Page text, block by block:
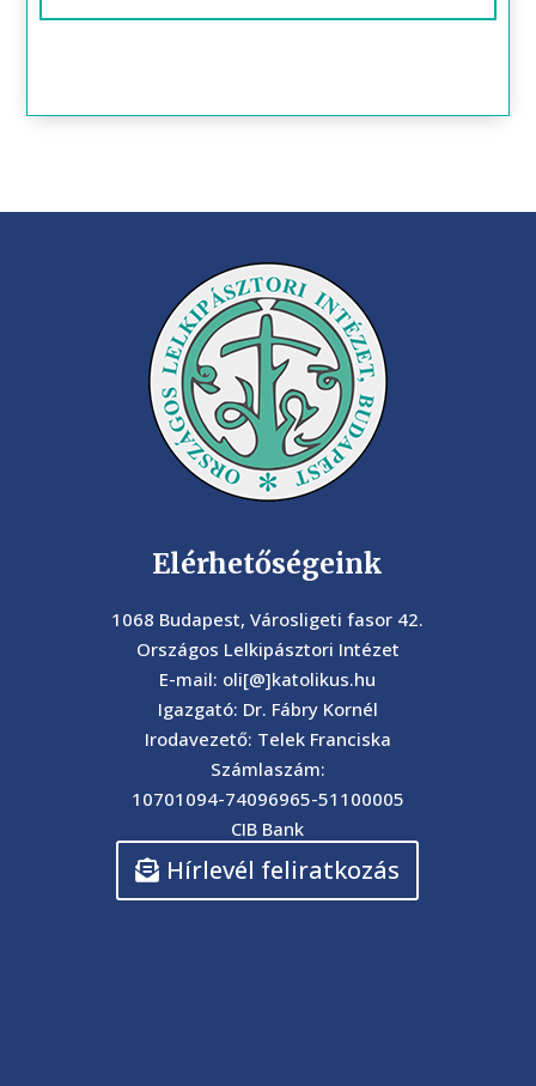
Elérhetőségeink
1068 Budapest, Városligeti fasor 42.
Országos Lelkipásztori Intézet
E-mail: oli[@]katolikus.hu
Igazgató: Dr. Fábry Kornél
Irodavezető: Telek Franciska
Számlaszám:
10701094-74096965-51100005
CIB Bank
Hírlevél feliratkozás